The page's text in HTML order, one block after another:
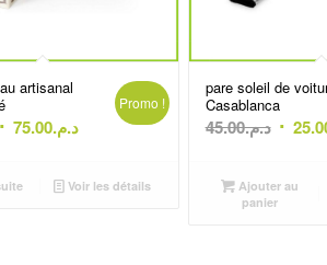
artisanal
Le
د.م.75.00
Le
actuel
Promo !
Voir les détails
pare soleil de
Casablanca
د.م.45.00
Le
initial
était :
Ajouter au
panier